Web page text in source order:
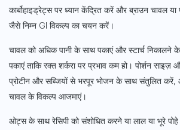
कार्बोहाइड्रेट्स पर ध्यान केंद्रित करें और ब्राउन चावल
जैसे निम्न GI विकल्प का चयन करें।
चावल को अधिक पानी के साथ पकाएं और स्टार्च निकालने
पकाएं ताकि रक्त शर्करा पर प्रभाव कम हो। पोर्शन साइज़
प्रोटीन और सब्जियों से भरपूर भोजन के साथ संतुलित
चावल के विकल्प आजमाएं।
ओट्स के साथ रेसिपी को संशोधित करने या लाल या भूरे